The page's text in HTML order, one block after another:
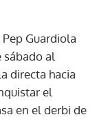
Guardiola
al
directa hacia
el
en el derbi de